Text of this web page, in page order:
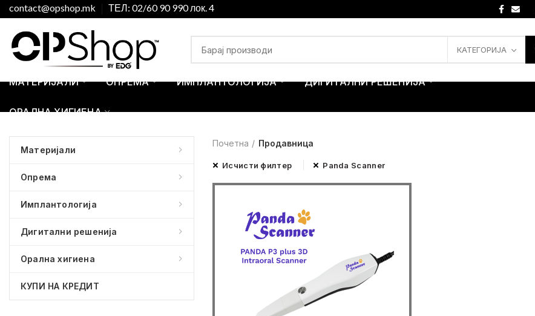
contact@opshop.mk ТЕЛ: 02/60 90 990 лок. 4
КАТЕГОРИЈА
МАТЕРИЈАЛИ ОПРЕМА ИМПЛАНТОЛОГИЈА ДИГИТАЛНИ РЕШЕНИЈА
ОРАЛНА ХИГИЕНА
Материјали
Опрема
Имплантологија
Дигитални решенија
Орална хигиена
КУПИ НА КРЕДИТ
Почетна Продавница
Исчисти филтер Panda Scanner